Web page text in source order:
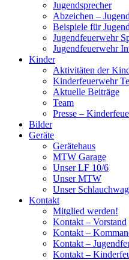
Jugendsprecher
Abzeichen –
Beispiele für
Jugendfeuerwehr
Jugendfeuerwehr
Kinder
Aktivitäten der
Kinderfeuerwehr
Aktuelle Beiträge
Team
Presse –
Bilder
Geräte
Gerätehaus
MTW Garage
Unser LF 10/6
Unser MTW
Unser
Kontakt
Mitglied werden!
Kontakt – Vorstand
Kontakt –
Kontakt –
Kontakt –